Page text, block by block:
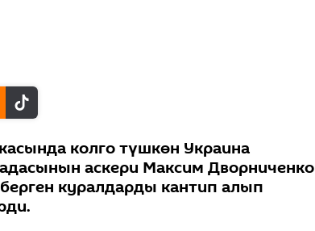
колго түшкөн Украина
аскери Максим Дворниченко
куралдарды кантип алып